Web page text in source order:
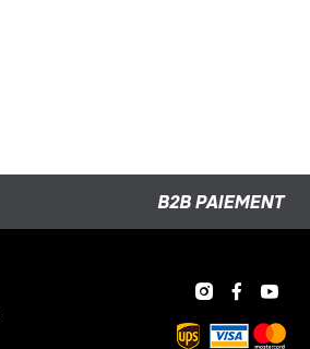
B2B PAIEMENT